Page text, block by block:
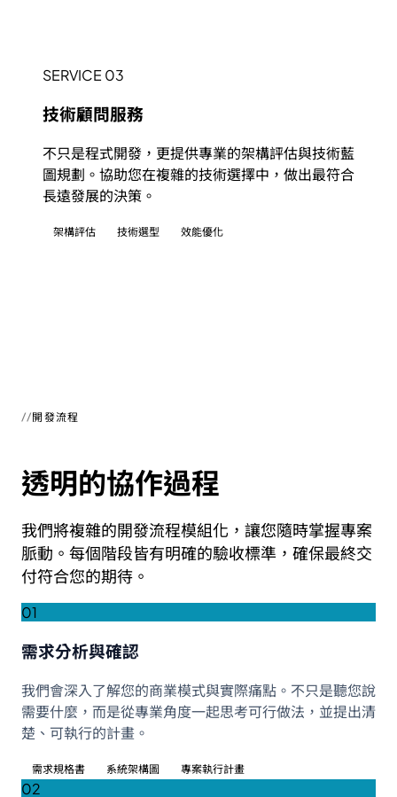
SERVICE 03
技術顧問服務
不只是程式開發，更提供專業的架構評估與技術藍
圖規劃。協助您在複雜的技術選擇中，做出最符合
長遠發展的決策。
架構評估 技術選型 效能優化
開發流程
透明的協作過程
我們將複雜的開發流程模組化，讓您隨時掌握專案
脈動。每個階段皆有明確的驗收標準，確保最終交
付符合您的期待。
01
需求分析與確認
我們會深入了解您的商業模式與實際痛點。不只是聽您說
需要什麼，而是從專業角度一起思考可行做法，並提出清
楚、可執行的計畫。
需求規格書 系統架構圖 專案執行計畫
02